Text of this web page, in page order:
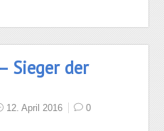
Sieger der
12. April 2016
0